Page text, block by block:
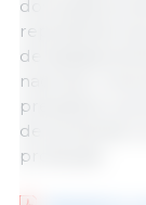
dos quais
representa
de
nacional. Uma
prejudicar a
de aumentar
produção.